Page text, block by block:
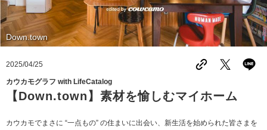
2025/04/25
カウカモグラフ with LifeCatalog
【Down.town】素材を愉しむマイホーム
Down.town
カウカモでまさに “一点もの” の住まいに出会い、新生活を始められた皆さまを